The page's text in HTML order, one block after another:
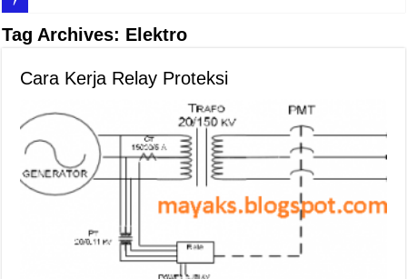
Yuk Cari Tahu Cara Memanfaatkan Teknologi Waze
Tips Memperbaiki Elektronik Speaker Sound yang Bunyi Kemresek
Penyebab Rem Susah Digerakin dan Cara Mengatasinya
Tutorial Memasang Kabel Listrik untuk Pengairan Tambak dengan Elektronik
Elektronik Canggih, Kulkas Inverter vs Non-Inverter
Tips Atasi Motor Bunyi Kletek-Kletek Tanpa Panik Undang Mekanik
Mekanik Pemula? Ini Cara Cerdas Memilih Oli Asli Biar Gak Ketipu
Mekanik Pemula Wajib Tahu Cara Jitu Atasi Rantai Motor Patah
Tag Archives: Elektro
Cara Kerja Relay Proteksi